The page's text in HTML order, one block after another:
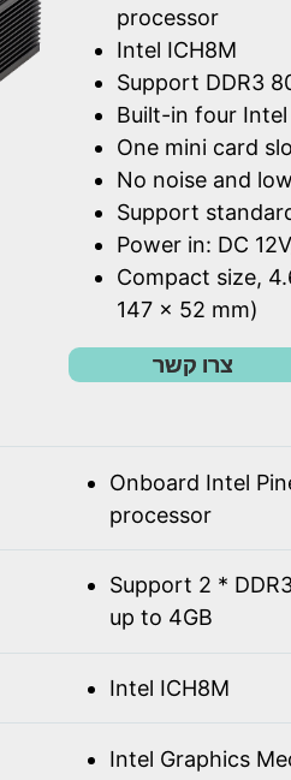
processor
Intel ICH8M
Support DDR3
Built-in four Intel
One mini card
No noise and
Support
Power in: DC
Compact size,
147 x 52 mm)
צרו קשר
Onboard Intel
processor
Support 2 *
up to 4GB
Intel ICH8M
Intel Graphics